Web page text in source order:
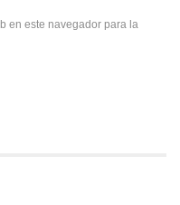
en este navegador para la